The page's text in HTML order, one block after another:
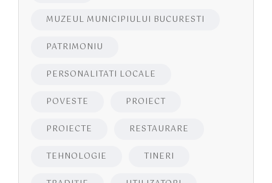
MUZEUL MUNICIPIULUI BUCURESTI
PATRIMONIU
PERSONALITATI LOCALE
POVESTE PROIECT
PROIECTE RESTAURARE
TEHNOLOGIE TINERI